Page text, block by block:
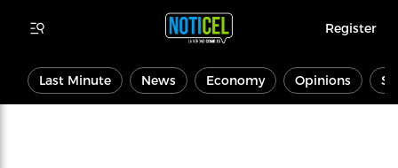
Register
Last Minute News Economy Opinions